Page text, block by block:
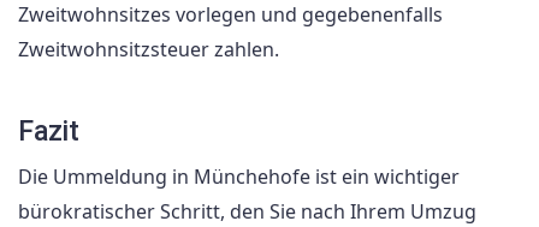
Zweitwohnsitzes vorlegen und gegebenenfalls
Zweitwohnsitzsteuer zahlen.
Fazit
Die Ummeldung in Münchehofe ist ein wichtiger
bürokratischer Schritt, den Sie nach Ihrem Umzug